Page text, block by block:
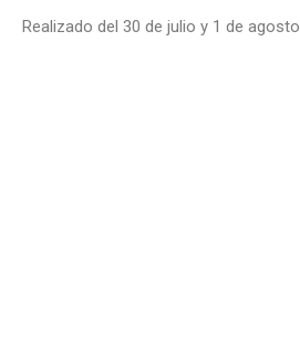
Realizado del 30 de julio y 1 de